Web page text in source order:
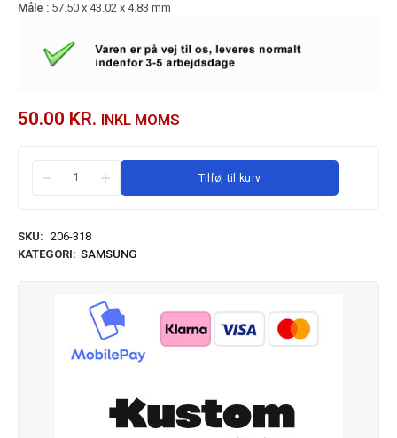
Måle : 57.50 x 43.02 x 4.83 mm
50.00 KR. INKL MOMS
Tilføj til kurv
SKU: 206-318
KATEGORI: SAMSUNG